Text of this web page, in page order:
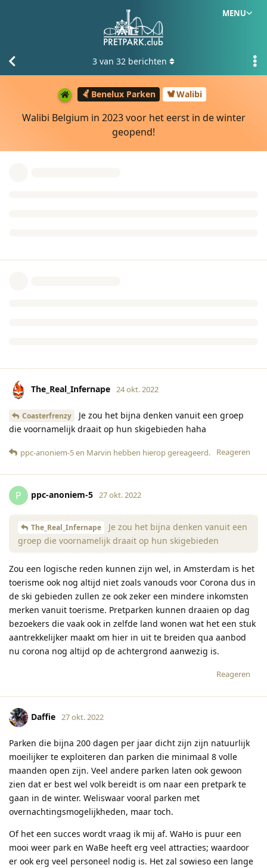
MENU
Benelux Parken Walibi
Walibi Belgium in 2023 voor het eerst in de winter
geopend!
3 van 32 berichten
The_Real_Infernape 24 okt. 2022
Coasterfrenzy
Je zou het bijna denken vanuit een groep
die voornamelijk draait op hun skigebieden haha
Reageren
ppc-anoniem-5en Marvin hebben hierop gereageerd.
P ppc-anoniem-5 27 okt. 2022
The_Real_Infernape
Je zou het bijna denken vanuit een
groep die voornamelijk draait op hun skigebieden
Zou een logische reden kunnen zijn wel, in Amsterdam is het
toerisme ook nog altijd niet zoals vanouds voor Corona dus in
de ski gebieden zullen ze ook zeker een mindere inkomsten
merken vanuit toerisme. Pretparken kunnen draaien op dag
bezoekers die vaak ook in zelfde land wonen wat het een stuk
aantrekkelijker maakt om hier in uit te breiden qua aanbod
nu corona nog altijd op de achtergrond aanwezig is.
Reageren
Daffie 27 okt. 2022
Parken die bijna 200 dagen per jaar dicht zijn zijn natuurlijk
moeilijker te exploiteren dan parken die minimaal 8 volle
maanden open zijn. Veel andere parken laten ook gewoon
zien dat er best wel volk bereidt is om naar een pretpark te
gaan in de winter. Weliswaar vooral parken met
overnachtingsmogelijkheden, maar toch.
Of het een succes wordt vraag ik mij af. WaHo is puur een
mooi weer park en WaBe heeft erg veel attracties; waardoor
er ook erg veel personeel nodig is. Het zal sowieso een lange